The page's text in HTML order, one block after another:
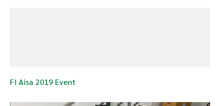
FI Aisa 2019 Event